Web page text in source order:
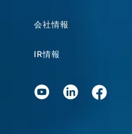
会社情報
IR情報